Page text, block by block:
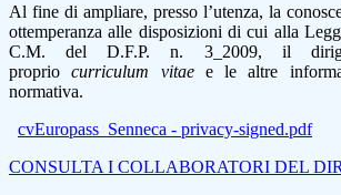
Al fine di ampliare, presso l’utenza, la
ottemperanza alle disposizioni di cui alla
C.M. del D.F.P. n. 3_2009, il
propriocurriculum vitaee le altre
normativa.
cvEuropass_Senneca - privacy-signed.pdf
CONSULTA I COLLABORATORI DEL